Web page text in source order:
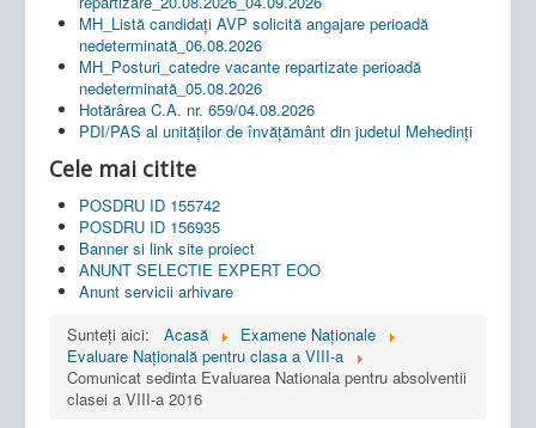
MH_Listă candidați AVP solicită angajare perioadă
nedeterminată_06.08.2026
MH_Posturi_catedre vacante repartizate perioadă
nedeterminată_05.08.2026
Hotărârea C.A. nr. 659/04.08.2026
PDI/PAS al unităților de învățământ din judetul Mehedinți
Cele mai citite
POSDRU ID 155742
POSDRU ID 156935
Banner si link site proiect
ANUNT SELECTIE EXPERT EOO
Anunt servicii arhivare
Sunteți aici:
Acasă
Examene Naționale
Evaluare Națională pentru clasa a VIII-a
Comunicat sedinta Evaluarea Nationala pentru absolventii
clasei a VIII-a 2016